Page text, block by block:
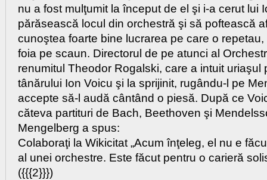
nu a fost mulţumit la început de el şi i-a cerut lui
părăsească locul din orchestră şi să poftească
cunoştea foarte bine lucrarea pe care o
foia pe scaun. Directorul de pe atunci al
renumitul Theodor Rogalski, care a intuit uriaşul
tânărului Ion Voicu şi la sprijinit, rugându-l pe
accepte să-l audă cântând o piesă. După ce
căteva partituri de Bach, Beethoven şi
Mengelberg a spus:
Colaboraţi la Wikicitat „Acum înţeleg, el nu e
al unei orchestre. Este făcut pentru o carieră
({{{2}}})